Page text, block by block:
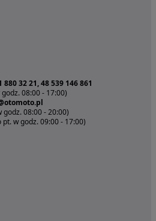
880 32 21, 48 539 146 861
08:00 - 17:00)
godz. 08:00 - 20:00)
pt. w godz. 09:00 - 17:00)